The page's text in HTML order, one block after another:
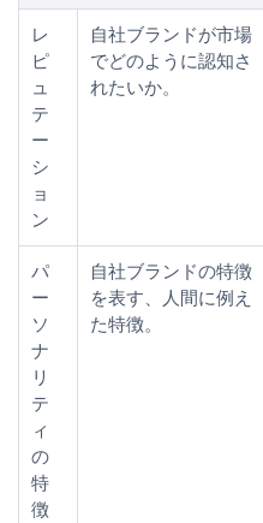
レ
ピ
ュ
テ
ー
シ
ョ
ン
自社ブランドが市場
でどのように認知さ
れたいか。
パ
ー
ソ
ナ
リ
テ
ィ
の
特
徴
自社ブランドの特徴
を表す、人間に例え
た特徴。